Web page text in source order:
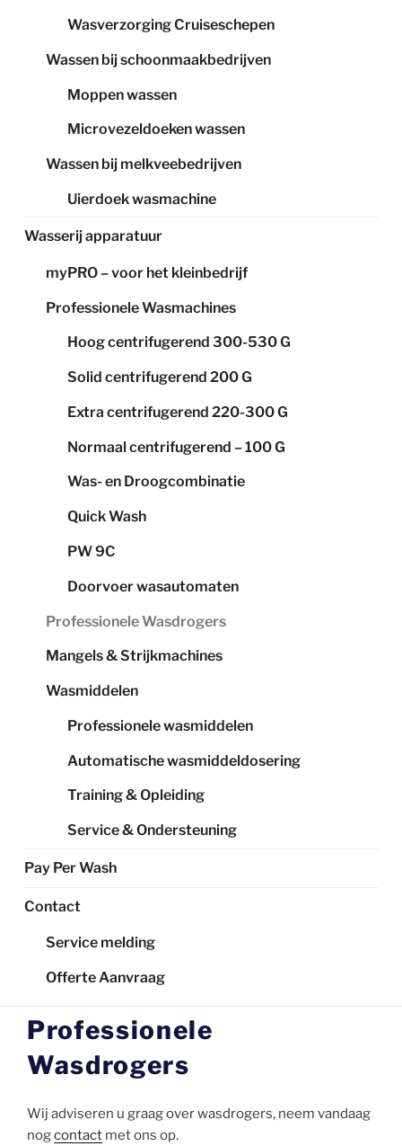
Wasverzorging Cruiseschepen
Wassen bij schoonmaakbedrijven
Moppen wassen
Microvezeldoeken wassen
Wassen bij melkveebedrijven
Uierdoek wasmachine
Wasserij apparatuur
myPRO – voor het kleinbedrijf
Professionele Wasmachines
Hoog centrifugerend 300-530 G
Solid centrifugerend 200 G
Extra centrifugerend 220-300 G
Normaal centrifugerend – 100 G
Was- en Droogcombinatie
Quick Wash
PW 9C
Doorvoer wasautomaten
Professionele Wasdrogers
Mangels & Strijkmachines
Wasmiddelen
Professionele wasmiddelen
Automatische wasmiddeldosering
Training & Opleiding
Service & Ondersteuning
Pay Per Wash
Contact
Service melding
Offerte Aanvraag
Professionele
Wasdrogers
Wij adviseren u graag over wasdrogers, neem vandaag
nogcontact met ons op.